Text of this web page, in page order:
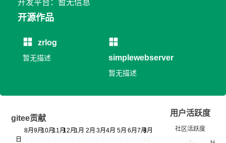
开发平台：暂无信息
开源作品
zrlog
暂无描述 simplewebserver
暂无描述
gitee贡献
用户活跃度